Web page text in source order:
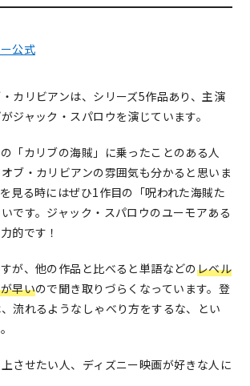
公式
カリビアンは、シリーズ5作品あり、主演
ジャック・スパロウを演じています。
「カリブの海賊」に乗ったことのある人
ブ・カリビアンの雰囲気も分かると思いま
見る時にはぜひ1作目の「呪われた海賊た
です。ジャック・スパロウのユーモアある
的です！
が、他の作品と比べると単語などのレベル
早いので聞き取りづらくなっています。登
流れるようなしゃべり方をするな、とい
させたい人、ディズニー映画が好きな人に